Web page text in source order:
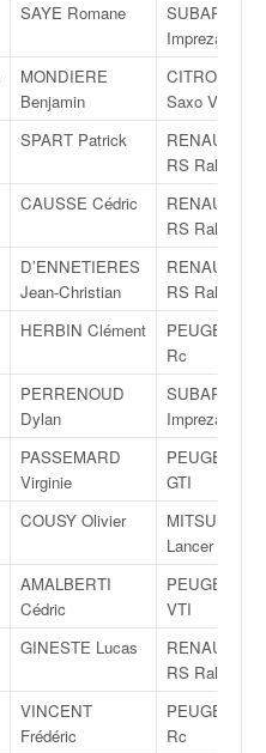
SAYE Romane
SUBARU
Impreza
MONDIERE
Benjamin
CITROËN
Saxo VTS
SPART Patrick
RENAULT
RS Rally 5
CAUSSE Cédric
RENAULT
RS Rally 5
D’ENNETIERES
Jean-Christian
RENAULT
RS Rally 5
HERBIN Clément
PEUGEOT
Rc
PERRENOUD
Dylan
SUBARU
Impreza WRX
PASSEMARD
Virginie
PEUGEOT
GTI
COUSY Olivier
MITSUBISHI
Lancer Evo9
AMALBERTI
Cédric
PEUGEOT
VTI
GINESTE Lucas
RENAULT
RS Rally 5
VINCENT
Frédéric
PEUGEOT
Rc